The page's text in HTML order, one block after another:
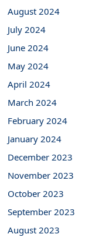
August 2024
July 2024
June 2024
May 2024
April 2024
March 2024
February 2024
January 2024
December 2023
November 2023
October 2023
September 2023
August 2023